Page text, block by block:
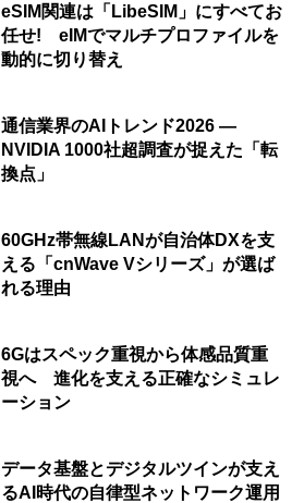
eSIM関連は「LibeSIM」にすべてお
任せ! eIMでマルチプロファイルを
動的に切り替え
通信業界のAIトレンド2026 ―
NVIDIA 1000社超調査が捉えた「転
換点」
60GHz帯無線LANが自治体DXを支
える「cnWave Vシリーズ」が選ば
れる理由
6Gはスペック重視から体感品質重
視へ 進化を支える正確なシミュレ
ーション
データ基盤とデジタルツインが支え
るAI時代の自律型ネットワーク運用